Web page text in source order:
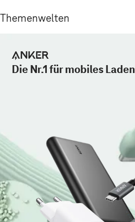
Themenwelten
Die Nr.1 für mobiles Laden